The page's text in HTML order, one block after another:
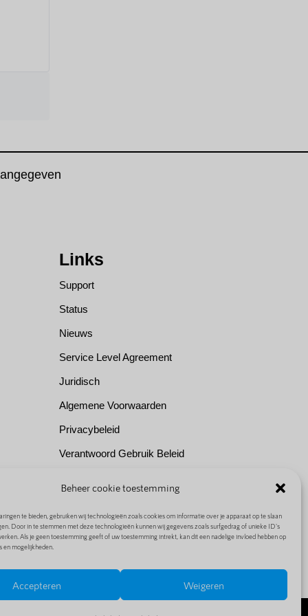
Beheer cookie toestemming
te bieden, gebruiken wij technologieën zoals cookies om informatie over je apparaat op te slaan
Door in te stemmen met deze technologieën kunnen wij gegevens zoals surfgedrag of unieke ID's
Als je geen toestemming geeft of uw toestemming intrekt, kan dit een nadelige invloed hebben op
en mogelijkheden.
Accepteren Weigeren
Links
Support
Status
Nieuws
Service Level Agreement
Juridisch
Algemene Voorwaarden
Privacybeleid
Verantwoord Gebruik Beleid